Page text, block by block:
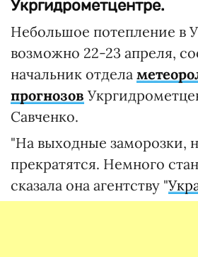
Укргидрометцентре.
Небольшое потепление в
возможно 22-23 апреля,
начальник отдела
прогнозов
Савченко.
"На выходные заморозки,
прекратятся. Немного
сказала она агентству "